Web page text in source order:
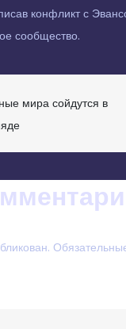
конфликт с
сообщество.
мира сойдутся в